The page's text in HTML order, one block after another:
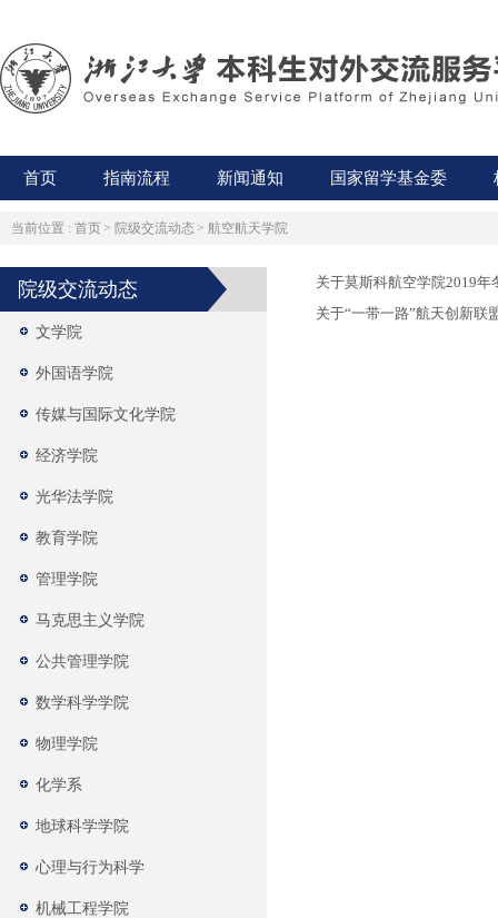
首页 指南流程 新闻通知 国家留学基金委
当前位置 : 首页 > 院级交流动态 > 航空航天学院
院级交流动态
文学院
外国语学院
传媒与国际文化学院
经济学院
光华法学院
教育学院
管理学院
马克思主义学院
公共管理学院
数学科学学院
物理学院
化学系
地球科学学院
心理与行为科学
机械工程学院
关于莫斯科航空学院2019
关于“一带一路”航天创新联